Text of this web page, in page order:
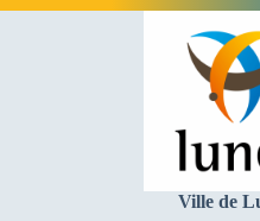
Ville de